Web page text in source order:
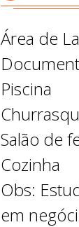
Área de
Piscina
Salão de
Cozinha
Obs:
em